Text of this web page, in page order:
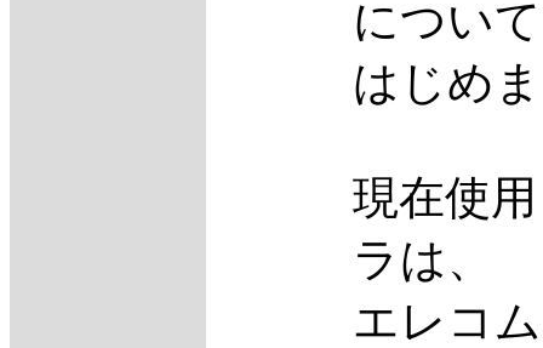
について
はじめ
現在使
ラは、
エレコ